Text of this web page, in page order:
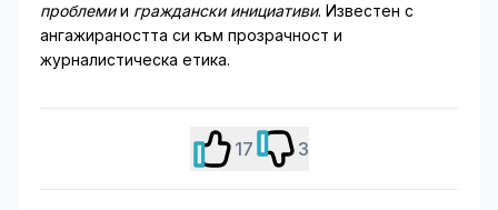
проблемии граждански инициативи. Известен с
ангажираността си към прозрачност и
журналистическа етика.
17 3